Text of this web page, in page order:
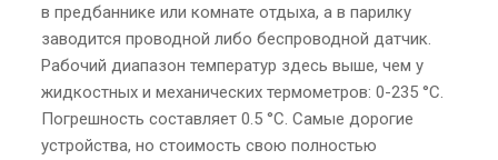
в предбаннике или комнате отдыха, а в парилку
заводится проводной либо беспроводной датчик.
Рабочий диапазон температур здесь выше, чем у
жидкостных и механических термометров: 0-235 °С.
Погрешность составляет 0.5 °С. Самые дорогие
устройства, но стоимость свою полностью